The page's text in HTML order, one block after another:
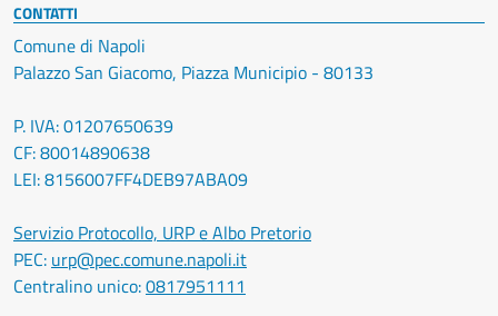
CONTATTI
Comune di Napoli
Palazzo San Giacomo, Piazza Municipio - 80133
P. IVA: 01207650639
CF: 80014890638
LEI: 8156007FF4DEB97ABA09
Servizio Protocollo, URP e Albo Pretorio
PEC: urp@pec.comune.napoli.it
Centralino unico:0817951111